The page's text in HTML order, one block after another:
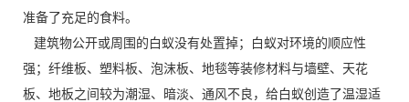
准备了充足的食料。
建筑物公开或周围的白蚁没有处置掉；白蚁对环境的顺应性
强；纤维板、塑料板、泡沫板、地毯等装修材料与墙壁、天花
板、地板之间较为潮湿、暗淡、通风不良，给白蚁创造了温湿适